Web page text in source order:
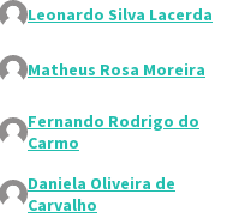
Leonardo Silva Lacerda
Matheus Rosa Moreira
Fernando Rodrigo do
Carmo
Daniela Oliveira de
Carvalho